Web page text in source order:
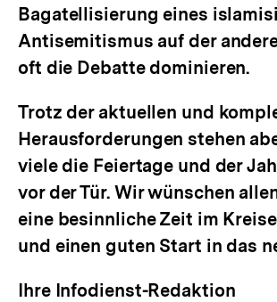
Bagatellisierung eines
Antisemitismus auf der
oft die Debatte dominieren.
Trotz der aktuellen und
Herausforderungen stehen
viele die Feiertage und der
vor der Tür. Wir wünschen
eine besinnliche Zeit im
und einen guten Start in das
Ihre Infodienst-Redaktion